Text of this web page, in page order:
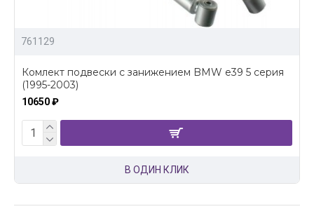
761129
Комлект подвески с занижением BMW e39 5 серия
(1995-2003)
10650 ₽
В ОДИН КЛИК